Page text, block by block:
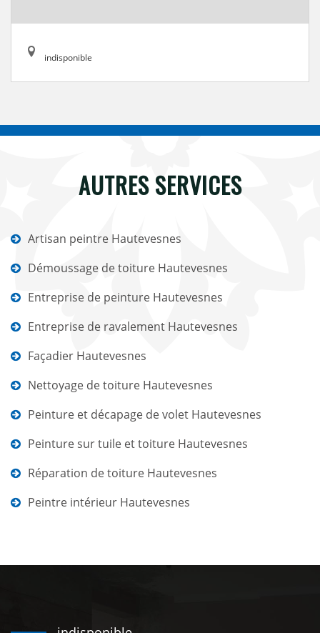
indisponible
AUTRES SERVICES
Artisan peintre Hautevesnes
Démoussage de toiture Hautevesnes
Entreprise de peinture Hautevesnes
Entreprise de ravalement Hautevesnes
Façadier Hautevesnes
Nettoyage de toiture Hautevesnes
Peinture et décapage de volet Hautevesnes
Peinture sur tuile et toiture Hautevesnes
Réparation de toiture Hautevesnes
Peintre intérieur Hautevesnes